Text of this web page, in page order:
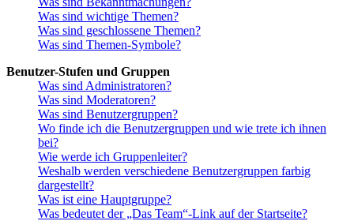
Was sind wichtige Themen?
Was sind geschlossene Themen?
Was sind Themen-Symbole?
Benutzer-Stufen und Gruppen
Was sind Administratoren?
Was sind Moderatoren?
Was sind Benutzergruppen?
Wo finde ich die Benutzergruppen und wie trete ich ihnen
bei?
Wie werde ich Gruppenleiter?
Weshalb werden verschiedene Benutzergruppen farbig
dargestellt?
Was ist eine Hauptgruppe?
Was bedeutet der „Das Team“-Link auf der Startseite?